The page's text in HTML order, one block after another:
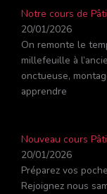
Notre cours de
20/01/2026
On remonte le
millefeuille à
onctueuse,
apprendre
Nouveau cours
20/01/2026
Préparez vos
Rejoignez nous